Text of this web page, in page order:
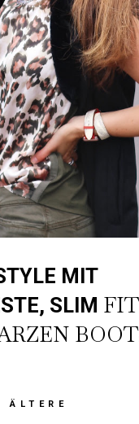
MIT
SLIM
ÄLTERE